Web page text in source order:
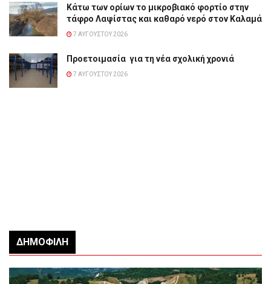
Κάτω των ορίων το μικροβιακό φορτίο στην
τάφρο Λαψίστας και καθαρό νερό στον Καλαμά
7 ΑΥΓΟΎΣΤΟΥ 2026
Προετοιμασία για τη νέα σχολική χρονιά
7 ΑΥΓΟΎΣΤΟΥ 2026
ΔΗΜΟΦΙΛΉ